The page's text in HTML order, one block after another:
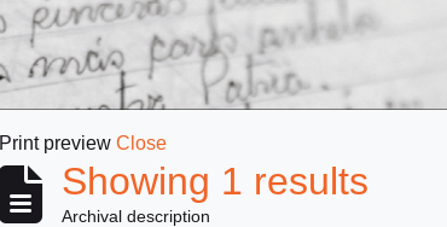
Print preview Close
Showing 1 results
Archival description